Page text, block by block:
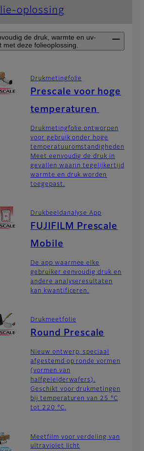
oplossing
de druk, warmte en uv-
met deze folieoplossing.
Drukmetingfolie
Prescale voor hoge
temperaturen
Drukmetingfolie ontworpen
voor gebruik onder hoge
temperatuuromstandigheden:
Meet eenvoudig de druk in
gevallen waarin tegelijkertijd
warmte en druk worden
toegepast.
Drukbeeldanalyse App
FUJIFILM Prescale
Mobile
De app waarmee elke
gebruiker eenvoudig druk en
andere analyseresultaten
kan kwantificeren.
Drukmeetfolie
Round Prescale
Nieuw ontwerp, speciaal
afgestemd op ronde vormen
(vormen van
halfgeleiderwafers).
Geschikt voor drukmetingen
bij temperaturen van 25 °C
tot 220 °C.
Meetfilm voor verdeling van
ultraviolet licht